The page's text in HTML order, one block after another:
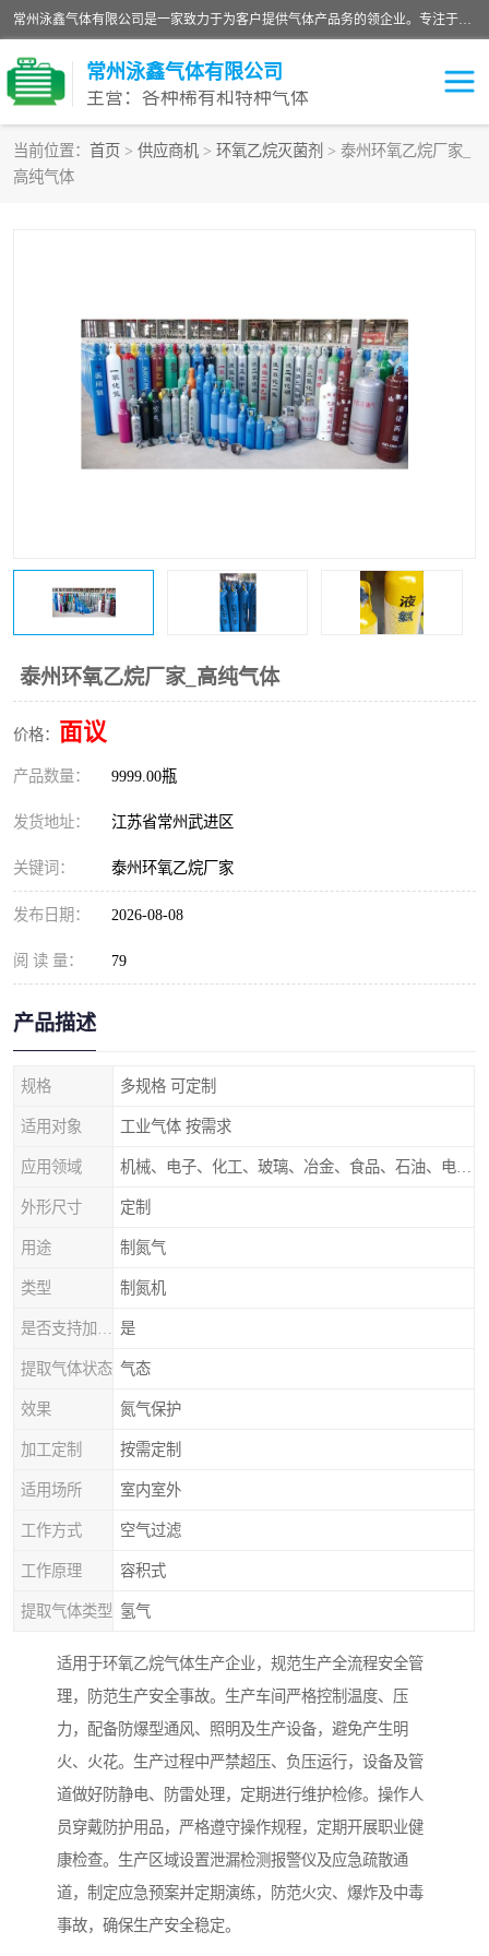
常州泳鑫气体有限公司是一家致力于为客户提供气体产品务的领企业。专注于环氧乙烷剂、环氧乙烷、高纯气体以及稀有和特种气体的研发、生产、销售和配送，产品广泛应用于医疗、电子、科研、化工、食品等多个领域。主要产品有：环氧乙烷灭菌剂，环氧乙烷，高纯氩，氮，氪，氙，氖，氘，笑，氦，氢，氧等各种稀有和特种气体。
常州泳鑫气体有限公司
主营：各种稀有和特种气体
当前位置： 首页 > 供应商机 > 环氧乙烷灭菌剂 > 泰州环氧乙烷厂家_
高纯气体
泰州环氧乙烷厂家_高纯气体
价格： 面议
产品数量： 9999.00瓶
发货地址： 江苏省常州武进区
关键词： 泰州环氧乙烷厂家
发布日期： 2026-08-08
阅 读 量： 79
产品描述
规格 多规格 可定制
适用对象 工业气体 按需求
应用领域
外形尺寸 定制
用途 制氮气
类型 制氮机
是
提取气体状态 气态
效果 氮气保护
加工定制 按需定制
适用场所 室内室外
工作方式 空气过滤
工作原理 容积式
提取气体类型 氢气
适用于环氧乙烷气体生产企业，规范生产全流程安全管
理，防范生产安全事故。生产车间严格控制温度、压
力，配备防爆型通风、照明及生产设备，避免产生明
火、火花。生产过程中严禁超压、负压运行，设备及管
道做好防静电、防雷处理，定期进行维护检修。操作人
员穿戴防护用品，严格遵守操作规程，定期开展职业健
康检查。生产区域设置泄漏检测报警仪及应急疏散通
道，制定应急预案并定期演练，防范火灾、爆炸及中毒
事故，确保生产安全稳定。
高纯氦气